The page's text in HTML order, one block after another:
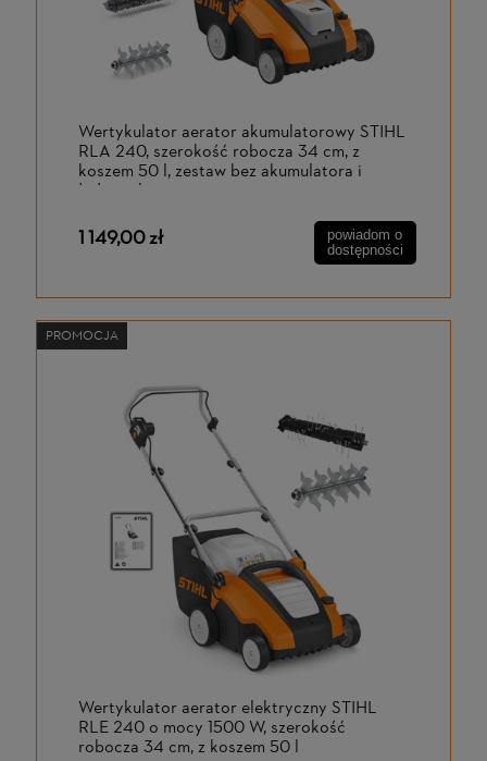
Wertykulator aerator akumulatorowy STIHL
RLA 240, szerokość robocza 34 cm, z
koszem 50 l, zestaw bez akumulatora i
ładowarki
1 149,00 zł
powiadom o
dostępności
Wertykulator aerator elektryczny STIHL
RLE 240 o mocy 1500 W, szerokość
robocza 34 cm, z koszem 50 l
PROMOCJA